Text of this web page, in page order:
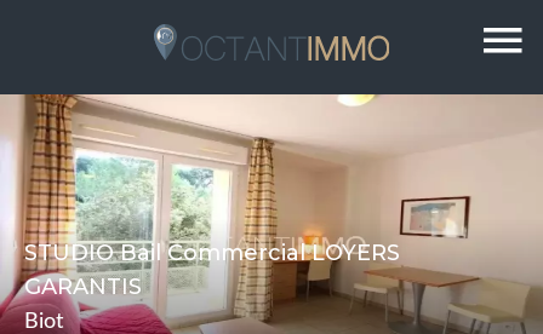
STUDIO Bail Commercial LOYERS
GARANTIS
Biot